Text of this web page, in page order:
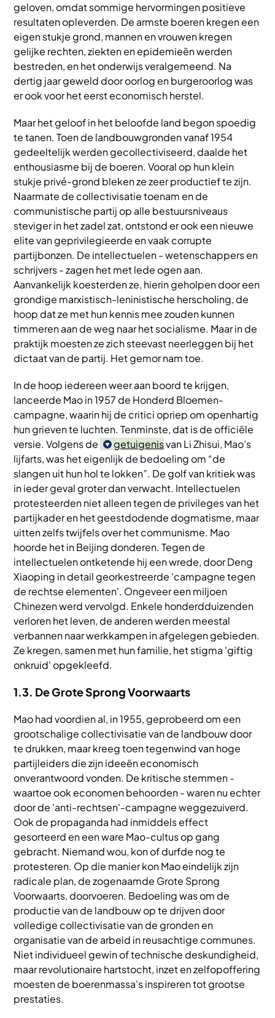
geloven, omdat sommige hervormingen positieve
resultaten opleverden. De armste boeren kregen een
eigen stukje grond, mannen en vrouwen kregen
gelijke rechten, ziekten en epidemieën werden
bestreden, en het onderwijs veralgemeend. Na
dertig jaar geweld door oorlog en burgeroorlog was
er ook voor het eerst economisch herstel.
Maar het geloof in het beloofde land begon spoedig
te tanen. Toen de landbouwgronden vanaf 1954
gedeeltelijk werden gecollectiviseerd, daalde het
enthousiasme bij de boeren. Vooral op hun klein
stukje privé-grond bleken ze zeer productief te zijn.
Naarmate de collectivisatie toenam en de
communistische partij op alle bestuursniveaus
steviger in het zadel zat, ontstond er ook een nieuwe
elite van geprivilegieerde en vaak corrupte
partijbonzen. De intellectuelen - wetenschappers en
schrijvers - zagen het met lede ogen aan.
Aanvankelijk koesterden ze, hierin geholpen door een
grondige marxistisch-leninistische herscholing, de
hoop dat ze met hun kennis mee zouden kunnen
timmeren aan de weg naar het socialisme. Maar in de
praktijk moesten ze zich steevast neerleggen bij het
dictaat van de partij. Het gemor nam toe.
In de hoop iedereen weer aan boord te krijgen,
lanceerde Mao in 1957 de Honderd Bloemen-
campagne, waarin hij de critici opriep om openhartig
hun grieven te luchten. Tenminste, dat is de officiële
versie. Volgens de
getuigenisvan Li Zhisui, Mao’s
lijfarts, was het eigenlijk de bedoeling om “de
slangen uit hun hol te lokken”. De golf van kritiek was
in ieder geval groter dan verwacht. Intellectuelen
protesteerden niet alleen tegen de privileges van het
partijkader en het geestdodende dogmatisme, maar
uitten zelfs twijfels over het communisme. Mao
hoorde het in Beijing donderen. Tegen de
intellectuelen ontketende hij een wrede, door Deng
Xiaoping in detail georkestreerde 'campagne tegen
de rechtse elementen'. Ongeveer een miljoen
Chinezen werd vervolgd. Enkele honderdduizenden
verloren het leven, de anderen werden meestal
verbannen naar werkkampen in afgelegen gebieden.
Ze kregen, samen met hun familie, het stigma 'giftig
onkruid' opgekleefd.
1.3. De Grote Sprong Voorwaarts
Mao had voordien al, in 1955, geprobeerd om een
grootschalige collectivisatie van de landbouw door
te drukken, maar kreeg toen tegenwind van hoge
partijleiders die zijn ideeën economisch
onverantwoord vonden. De kritische stemmen -
waartoe ook economen behoorden - waren nu echter
door de 'anti-rechtsen'-campagne weggezuiverd.
Ook de propaganda had inmiddels effect
gesorteerd en een ware Mao-cultus op gang
gebracht. Niemand wou, kon of durfde nog te
protesteren. Op die manier kon Mao eindelijk zijn
radicale plan, de zogenaamde Grote Sprong
Voorwaarts, doorvoeren. Bedoeling was om de
productie van de landbouw op te drijven door
volledige collectivisatie van de gronden en
organisatie van de arbeid in reusachtige communes.
Niet individueel gewin of technische deskundigheid,
maar revolutionaire hartstocht, inzet en zelfopoffering
moesten de boerenmassa's inspireren tot grootse
prestaties.